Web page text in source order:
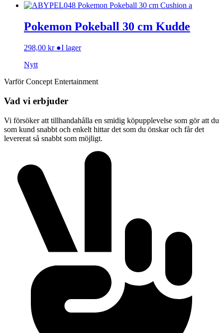
Pokemon Pokeball 30 cm Kudde
298,00 kr ●I lager
Nytt
Varför Concept Entertainment
Vad vi erbjuder
Vi försöker att tillhandahålla en smidig köpupplevelse som gör att du
som kund snabbt och enkelt hittar det som du önskar och får det
levererat så snabbt som möjligt.